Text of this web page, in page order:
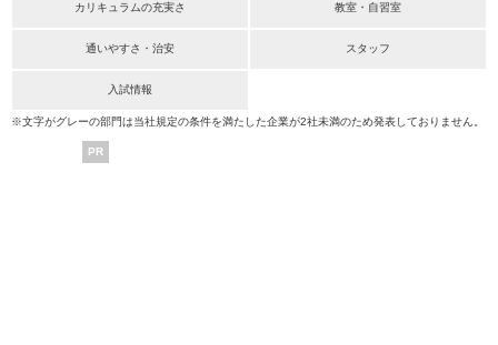
カリキュラムの充実さ 教室・自習室
通いやすさ・治安 スタッフ
入試情報
※文字がグレーの部門は当社規定の条件を満たした企業が2社未満のため発表しておりません。
PR